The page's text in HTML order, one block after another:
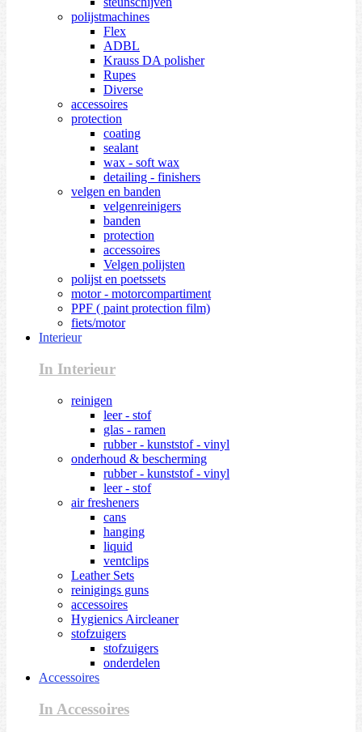
polijstmachines
Flex
ADBL
Krauss DA polisher
Rupes
Diverse
accessoires
protection
coating
sealant
wax - soft wax
detailing - finishers
velgen en banden
velgenreinigers
banden
protection
accessoires
Velgen polijsten
polijst en poetssets
motor - motorcompartiment
PPF ( paint protection film)
fiets/motor
Interieur
In Interieur
reinigen
leer - stof
glas - ramen
rubber - kunststof - vinyl
onderhoud & bescherming
rubber - kunststof - vinyl
leer - stof
air fresheners
cans
hanging
liquid
ventclips
Leather Sets
reinigings guns
accessoires
Hygienics Aircleaner
stofzuigers
stofzuigers
onderdelen
Accessoires
In Accessoires